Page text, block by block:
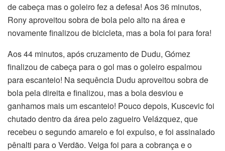
de cabeça mas o goleiro fez a defesa! Aos 36 minutos,
Rony aproveitou sobra de bola pelo alto na área e
novamente finalizou de bicicleta, mas a bola foi para fora!
Aos 44 minutos, após cruzamento de Dudu, Gómez
finalizou de cabeça para o gol mas o goleiro espalmou
para escanteio! Na sequência Dudu aproveitou sobra de
bola pela direita e finalizou, mas a bola desviou e
ganhamos mais um escanteio! Pouco depois, Kuscevic foi
chutado dentro da área pelo zagueiro Velázquez, que
recebeu o segundo amarelo e foi expulso, e foi assinalado
pênalti para o Verdão. Veiga foi para a cobrança e o